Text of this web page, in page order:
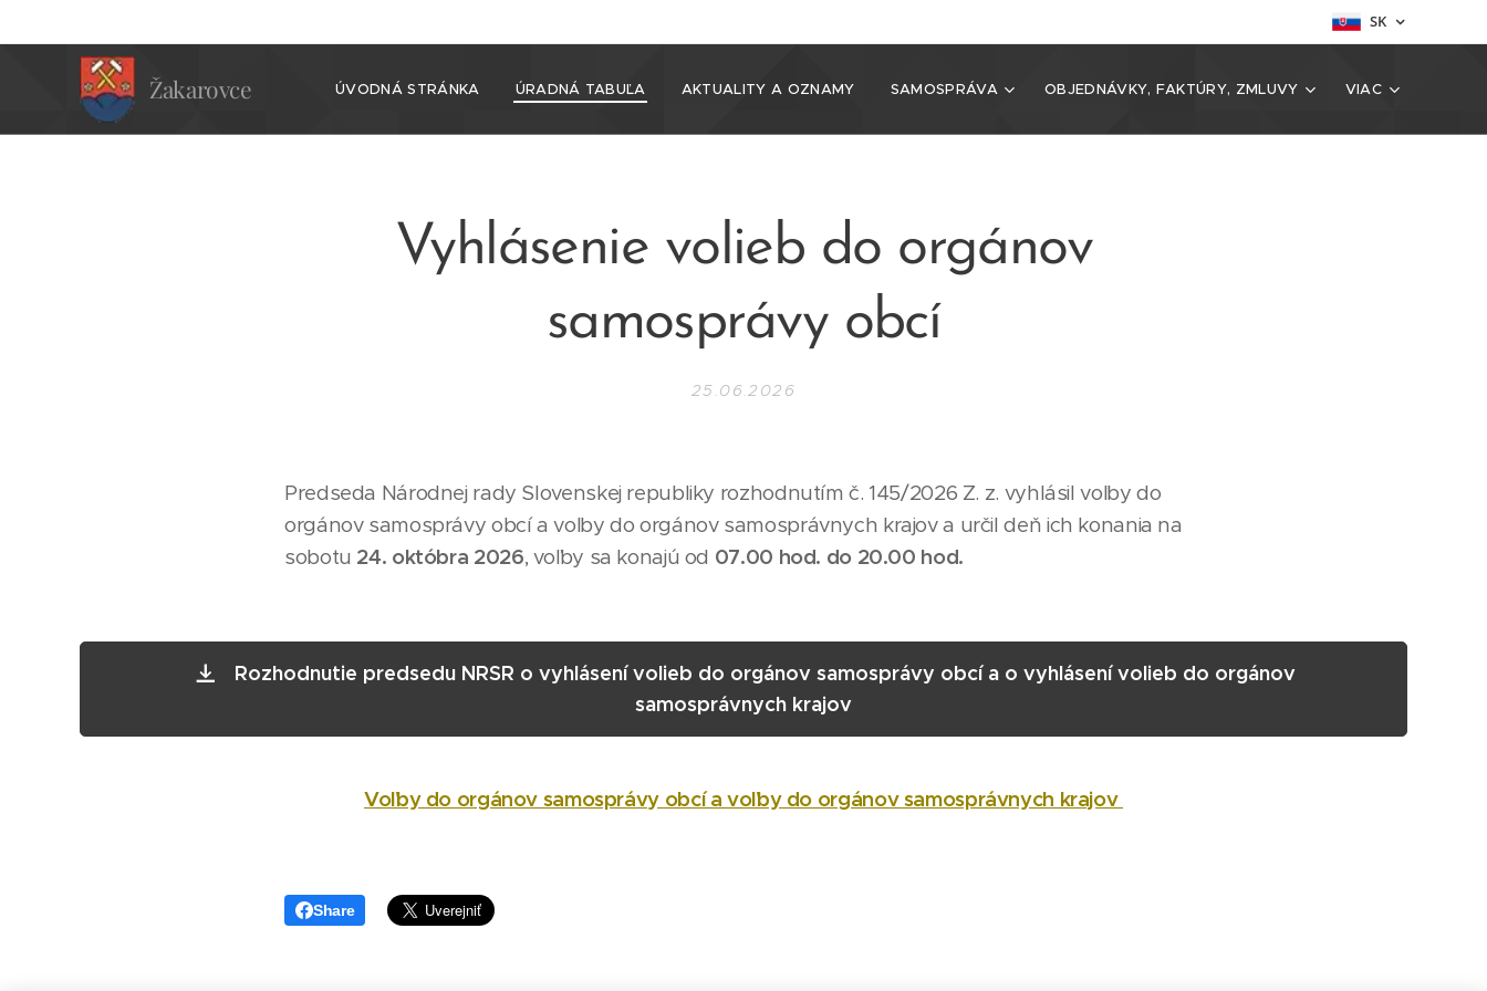
SK
Žakarovce ÚVODNÁ STRÁNKA ÚRADNÁ TABUĽA AKTUALITY A OZNAMY SAMOSPRÁVA OBJEDNÁVKY, FAKTÚRY, ZMLUVY VIAC
Vyhlásenie volieb do orgánov
samosprávy obcí
25.06.2026
Predseda Národnej rady Slovenskej republiky rozhodnutím č. 145/2026 Z. z. vyhlásil voľby do
orgánov samosprávy obcí a voľby do orgánov samosprávnych krajov a určil deň ich konania na
sobotu 24. októbra 2026, voľby sa konajú od 07.00 hod. do 20.00 hod.
Rozhodnutie predsedu NRSR o vyhlásení volieb do orgánov samosprávy obcí a o vyhlásení volieb do orgánov
samosprávnych krajov
Voľby do orgánov samosprávy obcí a voľby do orgánov samosprávnych krajov
Share